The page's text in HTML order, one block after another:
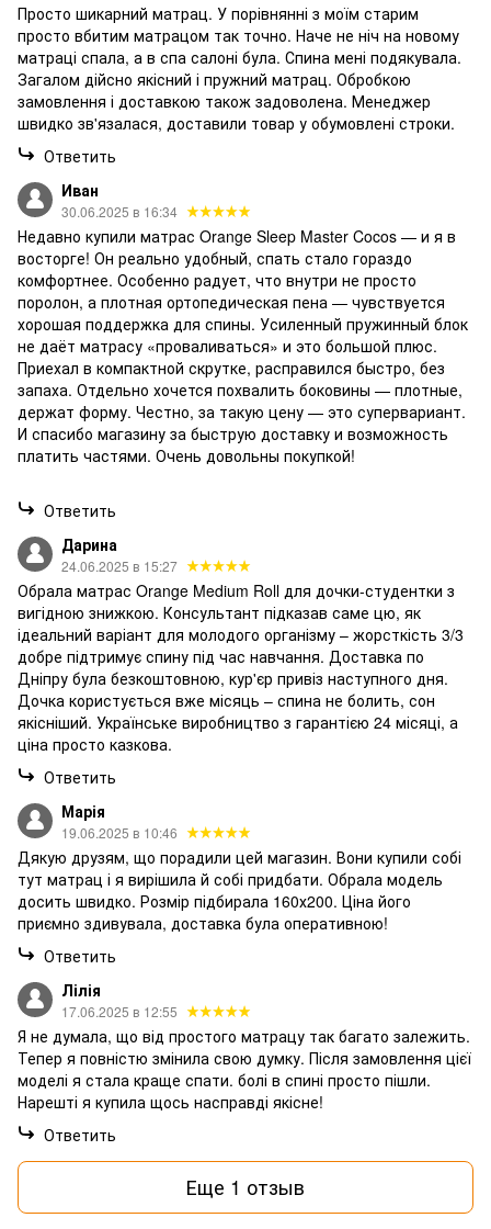
Просто шикарний матрац. У порівнянні з моїм старим
просто вбитим матрацом так точно. Наче не ніч на новому
матраці спала, а в спа салоні була. Спина мені подякувала.
Загалом дійсно якісний і пружний матрац. Обробкою
замовлення і доставкою також задоволена. Менеджер
швидко зв'язалася, доставили товар у обумовлені строки.
Ответить
Иван
30.06.2025 в 16:34
Недавно купили матрас Orange Sleep Master Cocos — и я в
восторге! Он реально удобный, спать стало гораздо
комфортнее. Особенно радует, что внутри не просто
поролон, а плотная ортопедическая пена — чувствуется
хорошая поддержка для спины. Усиленный пружинный блок
не даёт матрасу «проваливаться» и это большой плюс.
Приехал в компактной скрутке, расправился быстро, без
запаха. Отдельно хочется похвалить боковины — плотные,
держат форму. Честно, за такую цену — это супервариант.
И спасибо магазину за быструю доставку и возможность
платить частями. Очень довольны покупкой!
Ответить
Дарина
24.06.2025 в 15:27
Обрала матрас Orange Medium Roll для дочки-студентки з
вигідною знижкою. Консультант підказав саме цю, як
ідеальний варіант для молодого організму – жорсткість 3/3
добре підтримує спину під час навчання. Доставка по
Дніпру була безкоштовною, кур'єр привіз наступного дня.
Дочка користується вже місяць – спина не болить, сон
якісніший. Українське виробництво з гарантією 24 місяці, а
ціна просто казкова.
Ответить
Марія
19.06.2025 в 10:46
Дякую друзям, що порадили цей магазин. Вони купили собі
тут матрац і я вирішила й собі придбати. Обрала модель
досить швидко. Розмір підбирала 160х200. Ціна його
приємно здивувала, доставка була оперативною!
Ответить
Лілія
17.06.2025 в 12:55
Я не думала, що від простого матрацу так багато залежить.
Тепер я повністю змінила свою думку. Після замовлення цієї
моделі я стала краще спати. болі в спині просто пішли.
Нарешті я купила щось насправді якісне!
Ответить
Еще 1 отзыв